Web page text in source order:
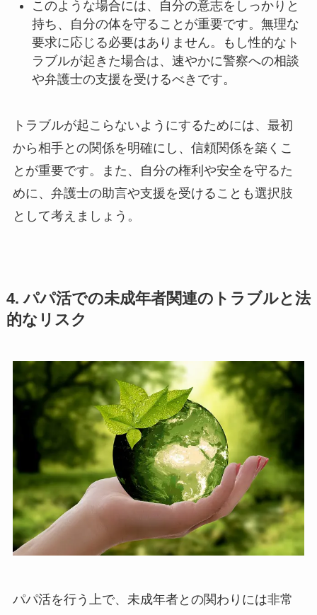
このような場合には、自分の意志をしっかりと
持ち、自分の体を守ることが重要です。無理な
要求に応じる必要はありません。もし性的なト
ラブルが起きた場合は、速やかに警察への相談
や弁護士の支援を受けるべきです。
トラブルが起こらないようにするためには、最初
から相手との関係を明確にし、信頼関係を築くこ
とが重要です。また、自分の権利や安全を守るた
めに、弁護士の助言や支援を受けることも選択肢
として考えましょう。
4. パパ活での未成年者関連のトラブルと法
的なリスク
パパ活を行う上で、未成年者との関わりには非常